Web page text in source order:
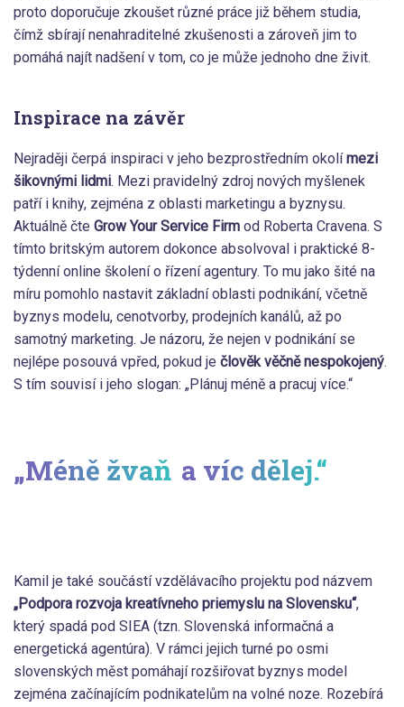
proto doporučuje zkoušet různé práce již během studia,
čímž sbírají nenahraditelné zkušenosti a zároveň jim to
pomáhá najít nadšení v tom, co je může jednoho dne živit.
Inspirace na závěr
Nejraději čerpá inspiraci v jeho bezprostředním okolímezi
šikovnými lidmi. Mezi pravidelný zdroj nových myšlenek
patří i knihy, zejména z oblasti marketingu a byznysu.
Aktuálně čte Grow Your Service Firm od Roberta Cravena. S
tímto britským autorem dokonce absolvoval i praktické 8-
týdenní online školení o řízení agentury. To mu jako šité na
míru pomohlo nastavit základní oblasti podnikání, včetně
byznys modelu, cenotvorby, prodejních kanálů, až po
samotný marketing. Je názoru, že nejen v podnikání se
nejlépe posouvá vpřed, pokud je člověk věčně nespokojený.
S tím souvisí i jeho slogan: „Plánuj méně a pracuj více.“
„Méně žvaň a víc dělej.“
Kamil je také součástí vzdělávacího projektu pod názvem
„Podpora rozvoja kreatívneho priemyslu na Slovensku“,
který spadá pod SIEA (tzn. Slovenská informačná a
energetická agentúra). V rámci jejich turné po osmi
slovenských měst pomáhají rozšiřovat byznys model
zejména začínajícím podnikatelům na volné noze. Rozebírá